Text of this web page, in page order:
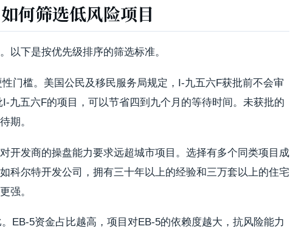
何筛选低风险项目
以下是按优先级排序的筛选标准。
门槛。美国公民及移民服务局规定，I-九五六F获批前不会审
九五六F的项目，可以节省四到九个月的等待时间。未获批的
期。
开发商的操盘能力要求远超城市项目。选择有多个同类项目成
科尔特开发公司，拥有三十年以上的经验和三万套以上的住宅
强。
EB-5资金占比越高，项目对EB-5的依赖度越大，抗风险能力